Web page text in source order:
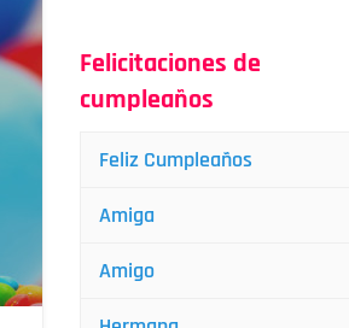
Felicitaciones de
cumpleaños
Feliz Cumpleaños
Amiga
Amigo